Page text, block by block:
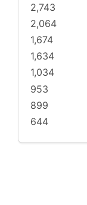
2,743
2,064
1,674
1,634
1,034
953
899
644